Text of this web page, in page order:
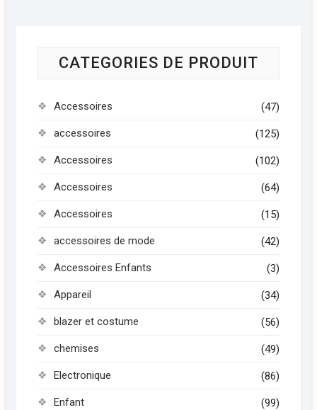
CATEGORIES DE PRODUIT
Accessoires (47)
accessoires (125)
Accessoires (102)
Accessoires (64)
Accessoires (15)
accessoires de mode (42)
Accessoires Enfants (3)
Appareil (34)
blazer et costume (56)
chemises (49)
Electronique (86)
Enfant (99)